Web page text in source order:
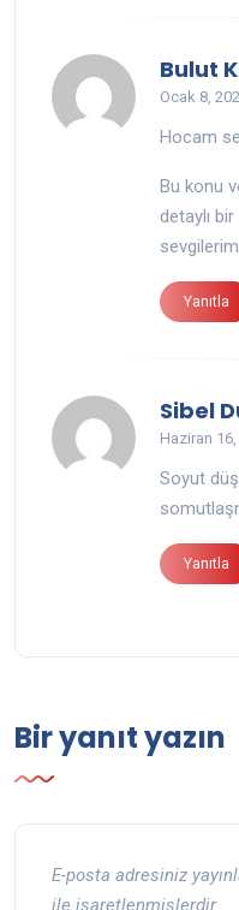
Bulut
Ocak 8,
Hocam
Bu konu
detaylı
Yanıtla
Sibel
Haziran
Soyut
Yanıtla
Bir yanıt yazın
E-posta adresiniz
ile işaretlenmişlerdir